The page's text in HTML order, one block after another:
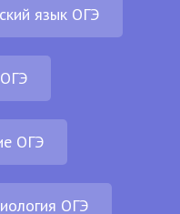
язык ОГЭ
ОГЭ
ОГЭ